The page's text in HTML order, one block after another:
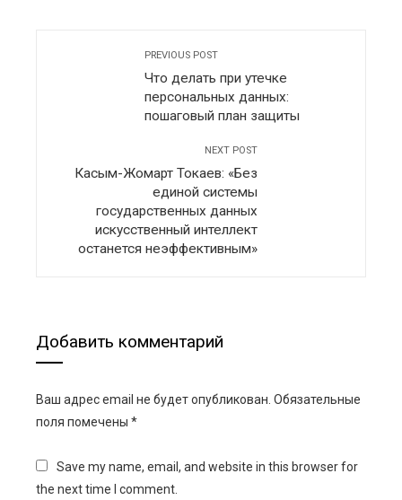
PREVIOUS POST
Что делать при утечке
персональных данных:
пошаговый план защиты
NEXT POST
Касым-Жомарт Токаев: «Без
единой системы
государственных данных
искусственный интеллект
останется неэффективным»
Добавить комментарий
Ваш адрес email не будет опубликован. Обязательные
поля помечены *
Save my name, email, and website in this browser for
the next time I comment.